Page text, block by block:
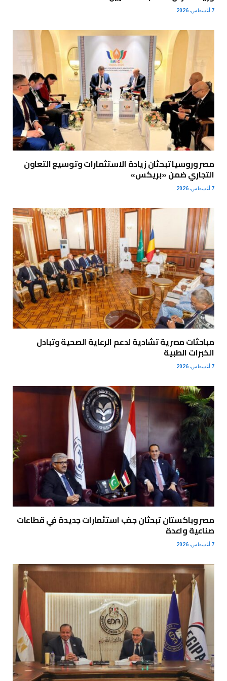
7 أغسطس، 2026
مصر وروسيا تبحثان زيادة الاستثمارات وتوسيع التعاون
التجاري ضمن «بريكس»
7 أغسطس، 2026
مباحثات مصرية تشادية لدعم الرعاية الصحية وتبادل
الخبرات الطبية
7 أغسطس، 2026
مصر وباكستان تبحثان جذب استثمارات جديدة في قطاعات
صناعية واعدة
7 أغسطس، 2026